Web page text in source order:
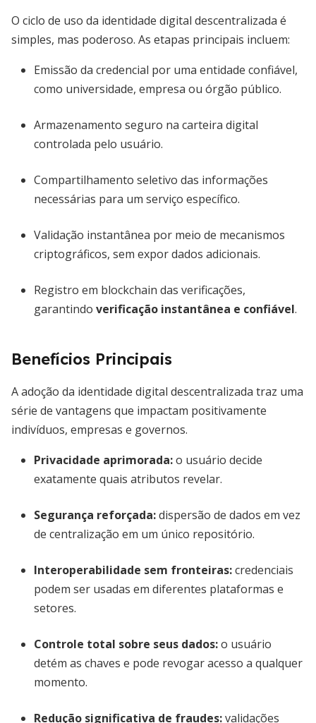
O ciclo de uso da identidade digital descentralizada é
simples, mas poderoso. As etapas principais incluem:
Emissão da credencial por uma entidade confiável,
como universidade, empresa ou órgão público.
Armazenamento seguro na carteira digital
controlada pelo usuário.
Compartilhamento seletivo das informações
necessárias para um serviço específico.
Validação instantânea por meio de mecanismos
criptográficos, sem expor dados adicionais.
Registro em blockchain das verificações,
garantindo verificação instantânea e confiável.
Benefícios Principais
A adoção da identidade digital descentralizada traz uma
série de vantagens que impactam positivamente
indivíduos, empresas e governos.
Privacidade aprimorada:o usuário decide
exatamente quais atributos revelar.
Segurança reforçada:dispersão de dados em vez
de centralização em um único repositório.
Interoperabilidade sem fronteiras:credenciais
podem ser usadas em diferentes plataformas e
setores.
Controle total sobre seus dados:o usuário
detém as chaves e pode revogar acesso a qualquer
momento.
Redução significativa de fraudes:validações